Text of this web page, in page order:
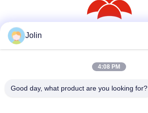
দ্রুত যোগাযোগ
Jolin
4:08 PM
Good day, what product are you looking for?